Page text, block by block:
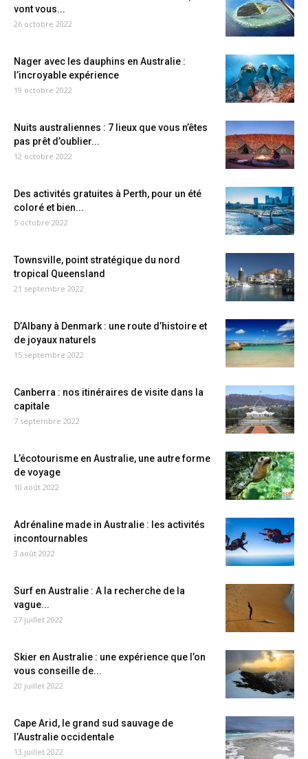
vont vous...
26 octobre 2022
Nager avec les dauphins en Australie :
l’incroyable expérience
19 octobre 2022
Nuits australiennes : 7 lieux que vous n’êtes
pas prêt d’oublier...
12 octobre 2022
Des activités gratuites à Perth, pour un été
coloré et bien...
5 octobre 2022
Townsville, point stratégique du nord
tropical Queensland
21 septembre 2022
D’Albany à Denmark : une route d’histoire et
de joyaux naturels
15 septembre 2022
Canberra : nos itinéraires de visite dans la
capitale
7 septembre 2022
L’écotourisme en Australie, une autre forme
de voyage
10 août 2022
Adrénaline made in Australie : les activités
incontournables
3 août 2022
Surf en Australie : A la recherche de la
vague...
27 juillet 2022
Skier en Australie : une expérience que l’on
vous conseille de...
20 juillet 2022
Cape Arid, le grand sud sauvage de
l’Australie occidentale
13 juillet 2022